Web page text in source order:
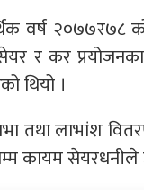
वर्ष
र कर
थियो ।
तथा लाभांश
कायम सेयरधनीले